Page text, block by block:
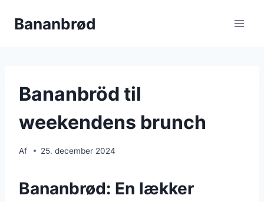
Bananbrød
Bananbröd til
weekendens brunch
Af 25. december 2024
Bananbrød: En lækker